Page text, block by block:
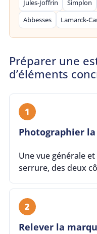
Jules-Joffrin
Simplon
Abbesses
Lamarck-
Préparer une
d’éléments
1
Photographier
Une vue générale
serrure, des deux
2
Relever la